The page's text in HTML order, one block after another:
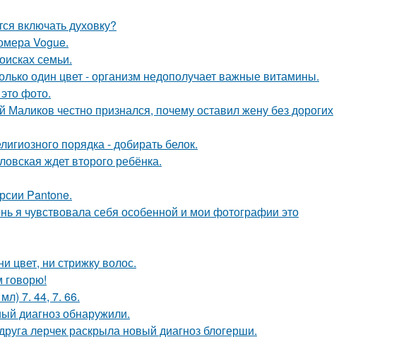
включать духовку?
Vogue.
семьи.
один цвет - организм недополучает важные витамины.
фото.
честно признался, почему оставил жену без дорогих
порядка - добирать белок.
ждет второго ребёнка.
Pantone.
я чувствовала себя особенной и мои фотографии это
цвет, ни стрижку волос.
говорю!
7. 44, 7. 66.
диагноз обнаружили.
лерчек раскрыла новый диагноз блогерши.